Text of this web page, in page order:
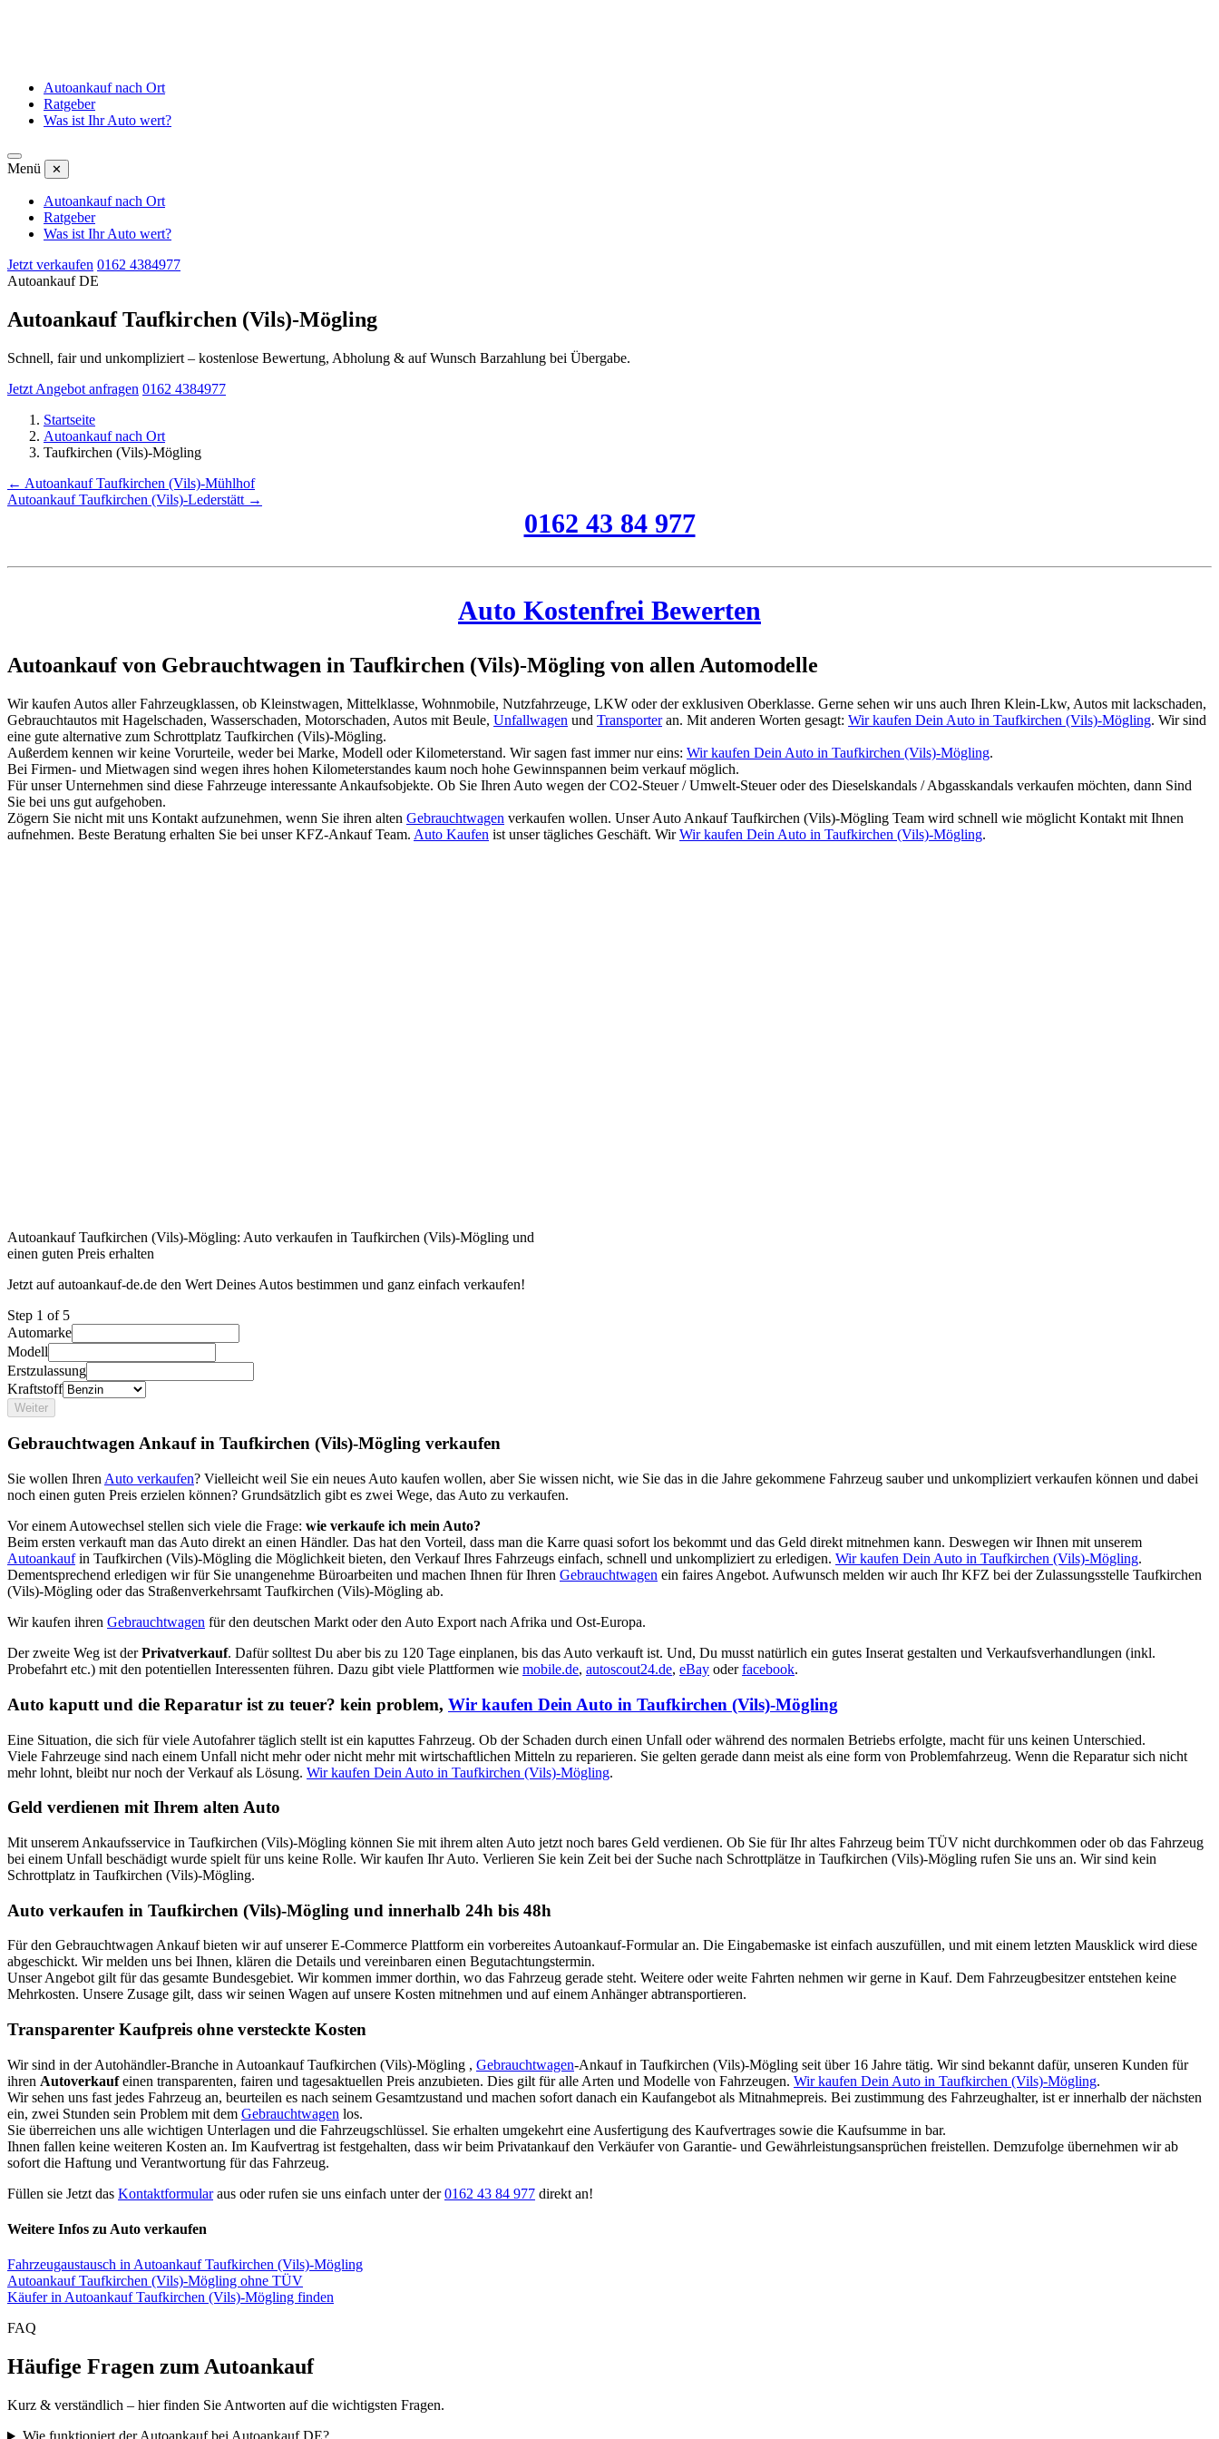
Autoankauf nach Ort
Ratgeber
Was ist Ihr Auto wert?
Menü ✕
Autoankauf nach Ort
Ratgeber
Was ist Ihr Auto wert?
Jetzt verkaufen 0162 4384977
Autoankauf DE
Autoankauf Taufkirchen (Vils)-Mögling
Schnell, fair und unkompliziert – kostenlose Bewertung, Abholung & auf Wunsch Barzahlung bei Übergabe.
Jetzt Angebot anfragen 0162 4384977
Startseite
Autoankauf nach Ort
Taufkirchen (Vils)-Mögling
← Autoankauf Taufkirchen (Vils)-Mühlhof
Autoankauf Taufkirchen (Vils)-Lederstätt →
0162 43 84 977
Auto Kostenfrei Bewerten
Autoankauf von Gebrauchtwagen in Taufkirchen (Vils)-Mögling von allen Automodelle
Wir kaufen Autos aller Fahrzeugklassen, ob Kleinstwagen, Mittelklasse, Wohnmobile, Nutzfahrzeuge, LKW oder der exklusiven Oberklasse. Gerne sehen wir uns auch Ihren Klein-Lkw, Autos mit lackschaden,
Gebrauchtautos mit Hagelschaden, Wasserschaden, Motorschaden, Autos mit Beule, Unfallwagen und Transporteran. Mit anderen Worten gesagt: Wir kaufen Dein Auto in Taufkirchen (Vils)-Mögling. Wir sind
eine gute alternative zum Schrottplatz Taufkirchen (Vils)-Mögling.
Außerdem kennen wir keine Vorurteile, weder bei Marke, Modell oder Kilometerstand. Wir sagen fast immer nur eins: Wir kaufen Dein Auto in Taufkirchen (Vils)-Mögling.
Bei Firmen- und Mietwagen sind wegen ihres hohen Kilometerstandes kaum noch hohe Gewinnspannen beim verkauf möglich.
Für unser Unternehmen sind diese Fahrzeuge interessante Ankaufsobjekte. Ob Sie Ihren Auto wegen der CO2-Steuer / Umwelt-Steuer oder des Dieselskandals / Abgasskandals verkaufen möchten, dann Sind
Sie bei uns gut aufgehoben.
Zögern Sie nicht mit uns Kontakt aufzunehmen, wenn Sie ihren alten Gebrauchtwagen verkaufen wollen. Unser Auto Ankauf Taufkirchen (Vils)-Mögling Team wird schnell wie möglicht Kontakt mit Ihnen
aufnehmen. Beste Beratung erhalten Sie bei unser KFZ-Ankauf Team. Auto Kaufen ist unser tägliches Geschäft. WirWir kaufen Dein Auto in Taufkirchen (Vils)-Mögling.
Autoankauf Taufkirchen (Vils)-Mögling: Auto verkaufen in Taufkirchen (Vils)-Mögling und
einen guten Preis erhalten
Jetzt auf autoankauf-de.de den Wert Deines Autos bestimmen und ganz einfach verkaufen!
Step 1 of 5
Automarke
Modell
Erstzulassung
Kraftstoff
Weiter
Gebrauchtwagen Ankauf in Taufkirchen (Vils)-Mögling verkaufen
Sie wollen Ihren Auto verkaufen? Vielleicht weil Sie ein neues Auto kaufen wollen, aber Sie wissen nicht, wie Sie das in die Jahre gekommene Fahrzeug sauber und unkompliziert verkaufen können und dabei
noch einen guten Preis erzielen können? Grundsätzlich gibt es zwei Wege, das Auto zu verkaufen.
Vor einem Autowechsel stellen sich viele die Frage: wie verkaufe ich mein Auto?
Beim ersten verkauft man das Auto direkt an einen Händler. Das hat den Vorteil, dass man die Karre quasi sofort los bekommt und das Geld direkt mitnehmen kann. Deswegen wir Ihnen mit unserem
Autoankaufin Taufkirchen (Vils)-Mögling die Möglichkeit bieten, den Verkauf Ihres Fahrzeugs einfach, schnell und unkompliziert zu erledigen. Wir kaufen Dein Auto in Taufkirchen (Vils)-Mögling.
Dementsprechend erledigen wir für Sie unangenehme Büroarbeiten und machen Ihnen für Ihren Gebrauchtwagen ein faires Angebot. Aufwunsch melden wir auch Ihr KFZ bei der Zulassungsstelle Taufkirchen
(Vils)-Mögling oder das Straßenverkehrsamt Taufkirchen (Vils)-Mögling ab.
Wir kaufen ihren Gebrauchtwagen für den deutschen Markt oder den Auto Export nach Afrika und Ost-Europa.
Der zweite Weg ist derPrivatverkauf. Dafür solltest Du aber bis zu 120 Tage einplanen, bis das Auto verkauft ist. Und, Du musst natürlich ein gutes Inserat gestalten und Verkaufsverhandlungen (inkl.
Probefahrt etc.) mit den potentiellen Interessenten führen. Dazu gibt viele Plattformen wie mobile.de, autoscout24.de, eBay oderfacebook.
Auto kaputt und die Reparatur ist zu teuer? kein problem, Wir kaufen Dein Auto in Taufkirchen (Vils)-Mögling
Eine Situation, die sich für viele Autofahrer täglich stellt ist ein kaputtes Fahrzeug. Ob der Schaden durch einen Unfall oder während des normalen Betriebs erfolgte, macht für uns keinen Unterschied.
Viele Fahrzeuge sind nach einem Unfall nicht mehr oder nicht mehr mit wirtschaftlichen Mitteln zu reparieren. Sie gelten gerade dann meist als eine form von Problemfahrzeug. Wenn die Reparatur sich nicht
mehr lohnt, bleibt nur noch der Verkauf als Lösung. Wir kaufen Dein Auto in Taufkirchen (Vils)-Mögling.
Geld verdienen mit Ihrem alten Auto
Mit unserem Ankaufsservice in Taufkirchen (Vils)-Mögling können Sie mit ihrem alten Auto jetzt noch bares Geld verdienen. Ob Sie für Ihr altes Fahrzeug beim TÜV nicht durchkommen oder ob das Fahrzeug
bei einem Unfall beschädigt wurde spielt für uns keine Rolle. Wir kaufen Ihr Auto. Verlieren Sie kein Zeit bei der Suche nach Schrottplätze in Taufkirchen (Vils)-Mögling rufen Sie uns an. Wir sind kein
Schrottplatz in Taufkirchen (Vils)-Mögling.
Auto verkaufen in Taufkirchen (Vils)-Mögling und innerhalb 24h bis 48h
Für den Gebrauchtwagen Ankauf bieten wir auf unserer E-Commerce Plattform ein vorbereites Autoankauf-Formular an. Die Eingabemaske ist einfach auszufüllen, und mit einem letzten Mausklick wird diese
abgeschickt. Wir melden uns bei Ihnen, klären die Details und vereinbaren einen Begutachtungstermin.
Unser Angebot gilt für das gesamte Bundesgebiet. Wir kommen immer dorthin, wo das Fahrzeug gerade steht. Weitere oder weite Fahrten nehmen wir gerne in Kauf. Dem Fahrzeugbesitzer entstehen keine
Mehrkosten. Unsere Zusage gilt, dass wir seinen Wagen auf unsere Kosten mitnehmen und auf einem Anhänger abtransportieren.
Transparenter Kaufpreis ohne versteckte Kosten
Wir sind in der Autohändler-Branche in Autoankauf Taufkirchen (Vils)-Mögling , Gebrauchtwagen-Ankauf in Taufkirchen (Vils)-Mögling seit über 16 Jahre tätig. Wir sind bekannt dafür, unseren Kunden für
ihren Autoverkaufeinen transparenten, fairen und tagesaktuellen Preis anzubieten. Dies gilt für alle Arten und Modelle von Fahrzeugen. Wir kaufen Dein Auto in Taufkirchen (Vils)-Mögling.
Wir sehen uns fast jedes Fahrzeug an, beurteilen es nach seinem Gesamtzustand und machen sofort danach ein Kaufangebot als Mitnahmepreis. Bei zustimmung des Fahrzeughalter, ist er innerhalb der nächsten
ein, zwei Stunden sein Problem mit dem Gebrauchtwagen los.
Sie überreichen uns alle wichtigen Unterlagen und die Fahrzeugschlüssel. Sie erhalten umgekehrt eine Ausfertigung des Kaufvertrages sowie die Kaufsumme in bar.
Ihnen fallen keine weiteren Kosten an. Im Kaufvertrag ist festgehalten, dass wir beim Privatankauf den Verkäufer von Garantie- und Gewährleistungsansprüchen freistellen. Demzufolge übernehmen wir ab
sofort die Haftung und Verantwortung für das Fahrzeug.
Füllen sie Jetzt das Kontaktformularaus oder rufen sie uns einfach unter der0162 43 84 977 direkt an!
Weitere Infos zu Auto verkaufen
Fahrzeugaustausch in Autoankauf Taufkirchen (Vils)-Mögling
Autoankauf Taufkirchen (Vils)-Mögling ohne TÜV
Käufer in Autoankauf Taufkirchen (Vils)-Mögling finden
FAQ
Häufige Fragen zum Autoankauf
Kurz & verständlich – hier finden Sie Antworten auf die wichtigsten Fragen.